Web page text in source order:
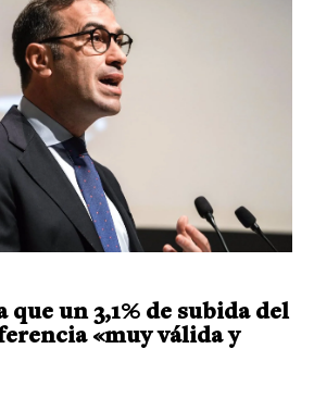
un 3,1% de subida del
«muy válida y